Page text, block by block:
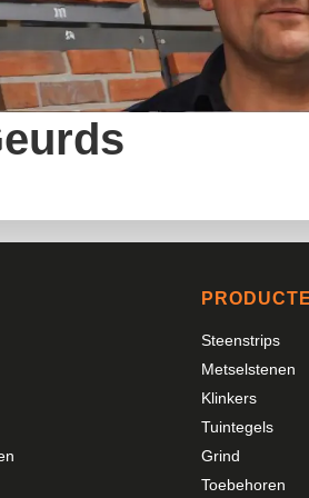
Steenstrips
Metselstenen
Klinkers
Tuintegels
Grind
Toebehoren